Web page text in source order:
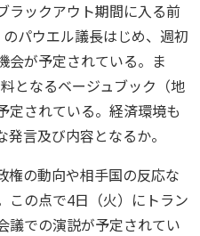
ラックアウト期間に入る前
パウエル議長はじめ、週初
会が予定されている。ま
となるベージュブック（地
定されている。経済環境も
言及び内容となるか。
権の動向や相手国の反応な
この点で4日（火）にトラン
議での演説が予定されてい